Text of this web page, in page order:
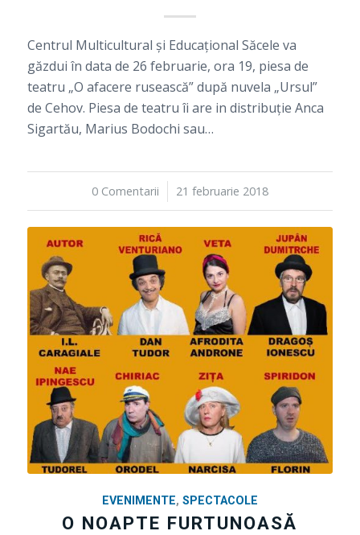
Centrul Multicultural şi Educaţional Săcele va
găzdui în data de 26 februarie, ora 19, piesa de
teatru „O afacere rusească” după nuvela „Ursul”
de Cehov. Piesa de teatru îi are in distribuție Anca
Sigartău, Marius Bodochi sau…
0 Comentarii
/ 21 februarie 2018
EVENIMENTE, SPECTACOLE
O NOAPTE FURTUNOASĂ